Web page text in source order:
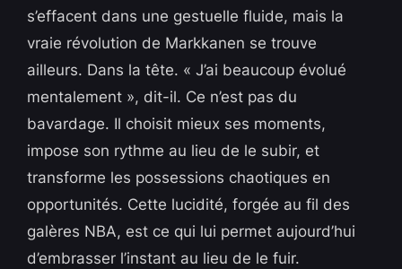
s’effacent dans une gestuelle fluide, mais la
vraie révolution de Markkanen se trouve
ailleurs. Dans la tête. « J’ai beaucoup évolué
mentalement », dit-il. Ce n’est pas du
bavardage. Il choisit mieux ses moments,
impose son rythme au lieu de le subir, et
transforme les possessions chaotiques en
opportunités. Cette lucidité, forgée au fil des
galères NBA, est ce qui lui permet aujourd’hui
d’embrasser l’instant au lieu de le fuir.